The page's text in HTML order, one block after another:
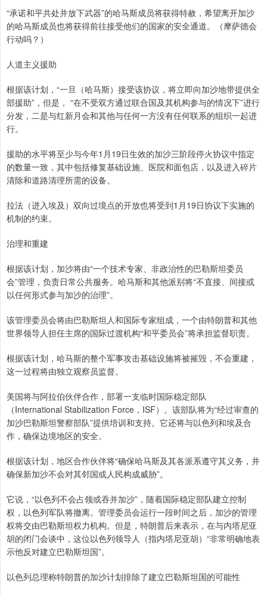
“承诺和平共处并放下武器”的哈马斯成员将获得特赦，希望离开加沙
的哈马斯成员也将获得前往接受他们的国家的安全通道。（摩萨德会
行动吗？）
人道主义援助
根据该计划，“一旦（哈马斯）接受该协议，将立即向加沙地带提供全
部援助”，但是， “在不受双方通过联合国及其机构参与的情况下”进行
分发，二是与红新月会和其他与任何一方没有任何联系的组织一起进
行。
援助的水平将至少与今年1月19日生效的加沙三阶段停火协议中指定
的数量一致，其中包括修复基础设施、医院和面包店，以及进入碎片
清除和道路清理所需的设备。
拉法（进入埃及）双向过境点的开放也将受到1月19日协议下实施的
机制的约束。
治理和重建
根据该计划，加沙将由“一个技术专家、非政治性的巴勒斯坦委员
会”管理，负责日常公共服务。哈马斯和其他派别将“不直接、间接或
以任何形式参与加沙的治理”。
该管理委员会将由巴勒斯坦人和国际专家组成，一个由特朗普和其他
世界领导人担任主席的国际过渡机构“和平委员会”将承担监督职责。
根据该计划，哈马斯的整个军事攻击基础设施将被摧毁，不会重建，
这一过程将由独立观察员监督。
美国将与阿拉伯伙伴合作，部署一支临时国际稳定部队
（International Stabilization Force，ISF）。该部队将为“经过审查的
加沙巴勒斯坦警察部队”提供培训和支持。它还将与以色列和埃及合
作，确保边境地区的安全。
根据该计划，地区合作伙伴将“确保哈马斯及其各派系遵守其义务，并
确保新加沙不会对其邻国或人民构成威胁”。
它说，“以色列不会占领或吞并加沙”，随着国际稳定部队建立控制
权，以色列军队将撤离。管理委员会运行一段时间之后，加沙的管理
权将交由巴勒斯坦权力机构。但是，特朗普后来表示，在与内塔尼亚
胡的闭门会谈中，这位以色列领导人（指内塔尼亚胡）“非常明确地表
示他反对建立巴勒斯坦国”。
以色列总理称特朗普的加沙计划排除了建立巴勒斯坦国的可能性